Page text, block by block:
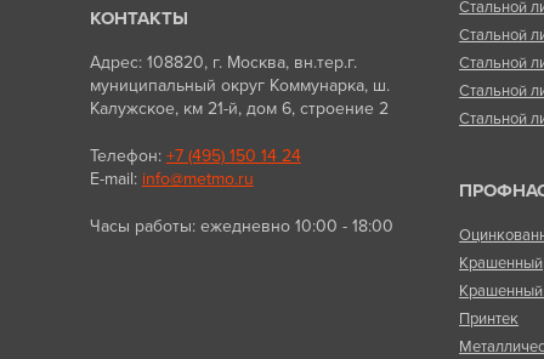
КОНТАКТЫ
Адрес: 108820, г. Москва, вн.тер.г.
муниципальный округ Коммунарка, ш.
Калужское, км 21-й, дом 6, строение 2
Телефон: +7 (495) 150 14 24
E-mail: info@metmo.ru
Часы работы: ежедневно 10:00 - 18:00
Стальной
Стальной
Стальной
Стальной
Стальной
Крашенный
Крашенный
Принтек